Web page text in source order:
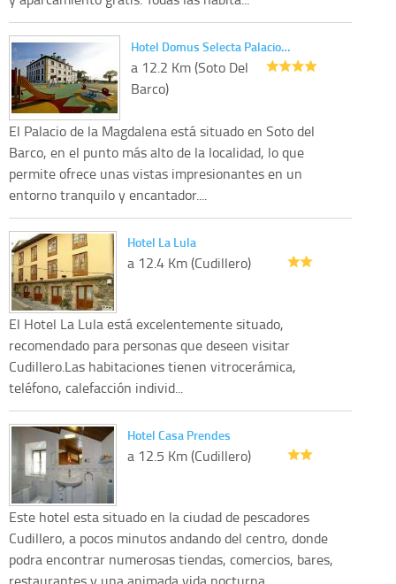
Hotel Domus Selecta Palacio…
a 12.2 Km (Soto Del
Barco)
El Palacio de la Magdalena está situado en Soto del
Barco, en el punto más alto de la localidad, lo que
permite ofrece unas vistas impresionantes en un
entorno tranquilo y encantador....
Hotel La Lula
a 12.4 Km (Cudillero)
El Hotel La Lula está excelentemente situado,
recomendado para personas que deseen visitar
Cudillero.Las habitaciones tienen vitrocerámica,
teléfono, calefacción individ...
Hotel Casa Prendes
a 12.5 Km (Cudillero)
Este hotel esta situado en la ciudad de pescadores
Cudillero, a pocos minutos andando del centro, donde
podra encontrar numerosas tiendas, comercios, bares,